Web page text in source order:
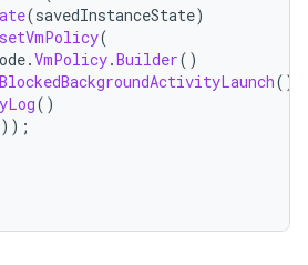
(savedInstanceState)
setVmPolicy(
.VmPolicy.Builder()
()
()